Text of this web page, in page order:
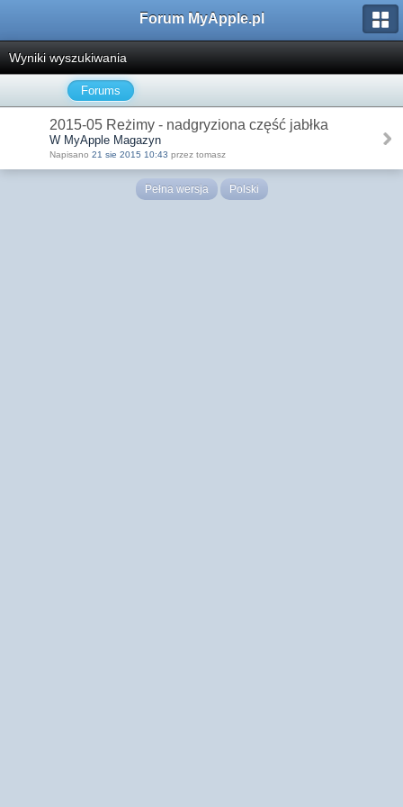
Forum MyApple.pl
Wyniki wyszukiwania
Forums
2015-05 Reżimy - nadgryziona część jabłka
W MyApple Magazyn
Napisano 21 sie 2015 10:43 przez tomasz
Pełna wersja Polski